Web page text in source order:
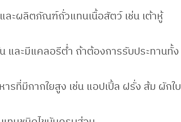
ละผลิตภัณฑ์ถั่วแทนเนื้อสัตว์ เช่น เต้าหู้
และมีแคลอรีต่ำ ถ้าต้องการรับประทานทั้ง
รที่มีกากใยสูง เช่น แอปเปิ้ล ฝรั่ง ส้ม ผักใบ